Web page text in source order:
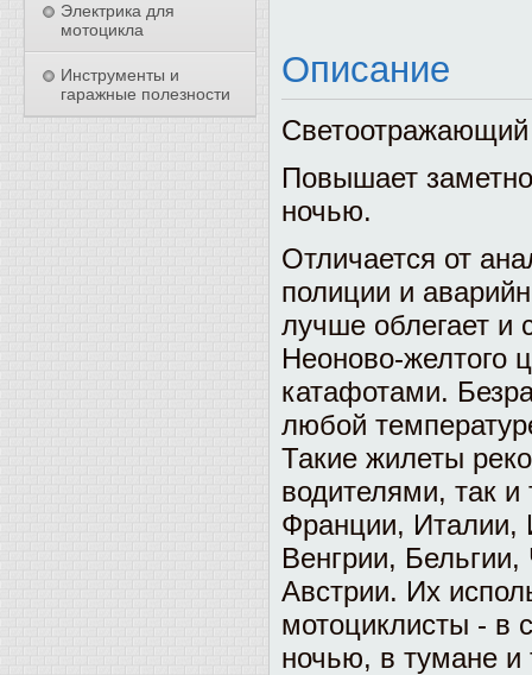
Электрика для
мотоцикла
Инструменты и
гаражные полезности
Описание
Светоотражающий
Повышает
ночью.
Отличается от
полиции и
лучше облегает и
Неоново-желтого
катафотами.
любой
Такие жилеты
водителями, так
Франции, Италии,
Венгрии,
Австрии. Их
мотоциклисты - в
ночью, в тумане и